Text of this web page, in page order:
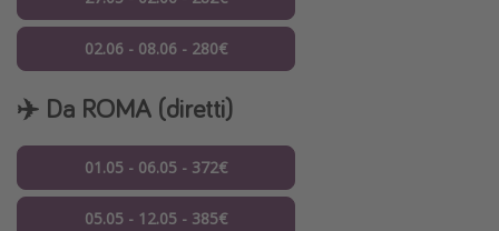
02.06 - 08.06 - 280€
✈️ Da ROMA (diretti)
01.05 - 06.05 - 372€
05.05 - 12.05 - 385€